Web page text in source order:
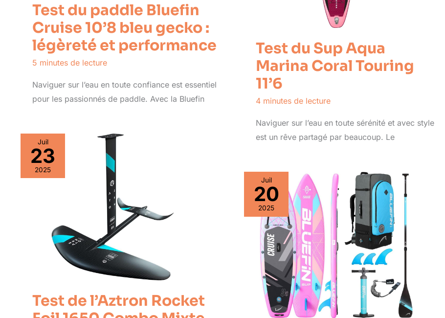
Test du paddle Bluefin
Cruise 10’8 bleu gecko :
légèreté et performance
5 minutes de lecture
Naviguer sur l’eau en toute confiance est essentiel
pour les passionnés de paddle. Avec la Bluefin
Test du Sup Aqua
Marina Coral Touring
11’6
4 minutes de lecture
Naviguer sur l’eau en toute sérénité et avec style
est un rêve partagé par beaucoup. Le
Juil
23
2025
Test de l’Aztron Rocket
Juil
20
2025